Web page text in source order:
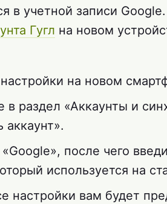
в учетной записи
Гугл на новом
на новом
в раздел «Аккаунты и
аккаунт».
после чего
используется на
настройки вам будет